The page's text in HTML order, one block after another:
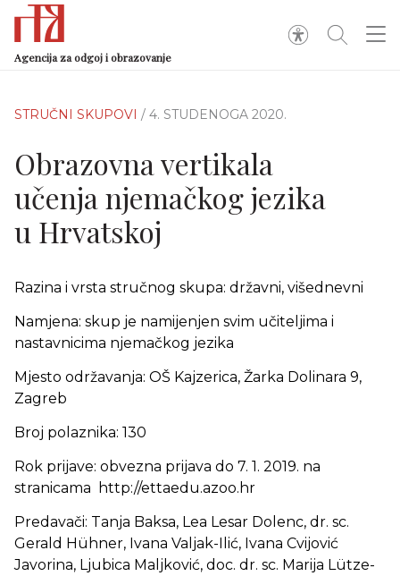
Agencija za odgoj i obrazovanje
STRUČNI SKUPOVI / 4. STUDENOGA 2020.
Obrazovna vertikala
učenja njemačkog jezika
u Hrvatskoj
Razina i vrsta stručnog skupa: državni, višednevni
Namjena: skup je namijenjen svim učiteljima i
nastavnicima njemačkog jezika
Mjesto održavanja: OŠ Kajzerica, Žarka Dolinara 9,
Zagreb
Broj polaznika: 130
Rok prijave: obvezna prijava do 7. 1. 2019. na
stranicama http://ettaedu.azoo.hr
Predavači: Tanja Baksa, Lea Lesar Dolenc, dr. sc.
Gerald Hühner, Ivana Valjak-Ilić, Ivana Cvijović
Javorina, Ljubica Maljković, doc. dr. sc. Marija Lütze-